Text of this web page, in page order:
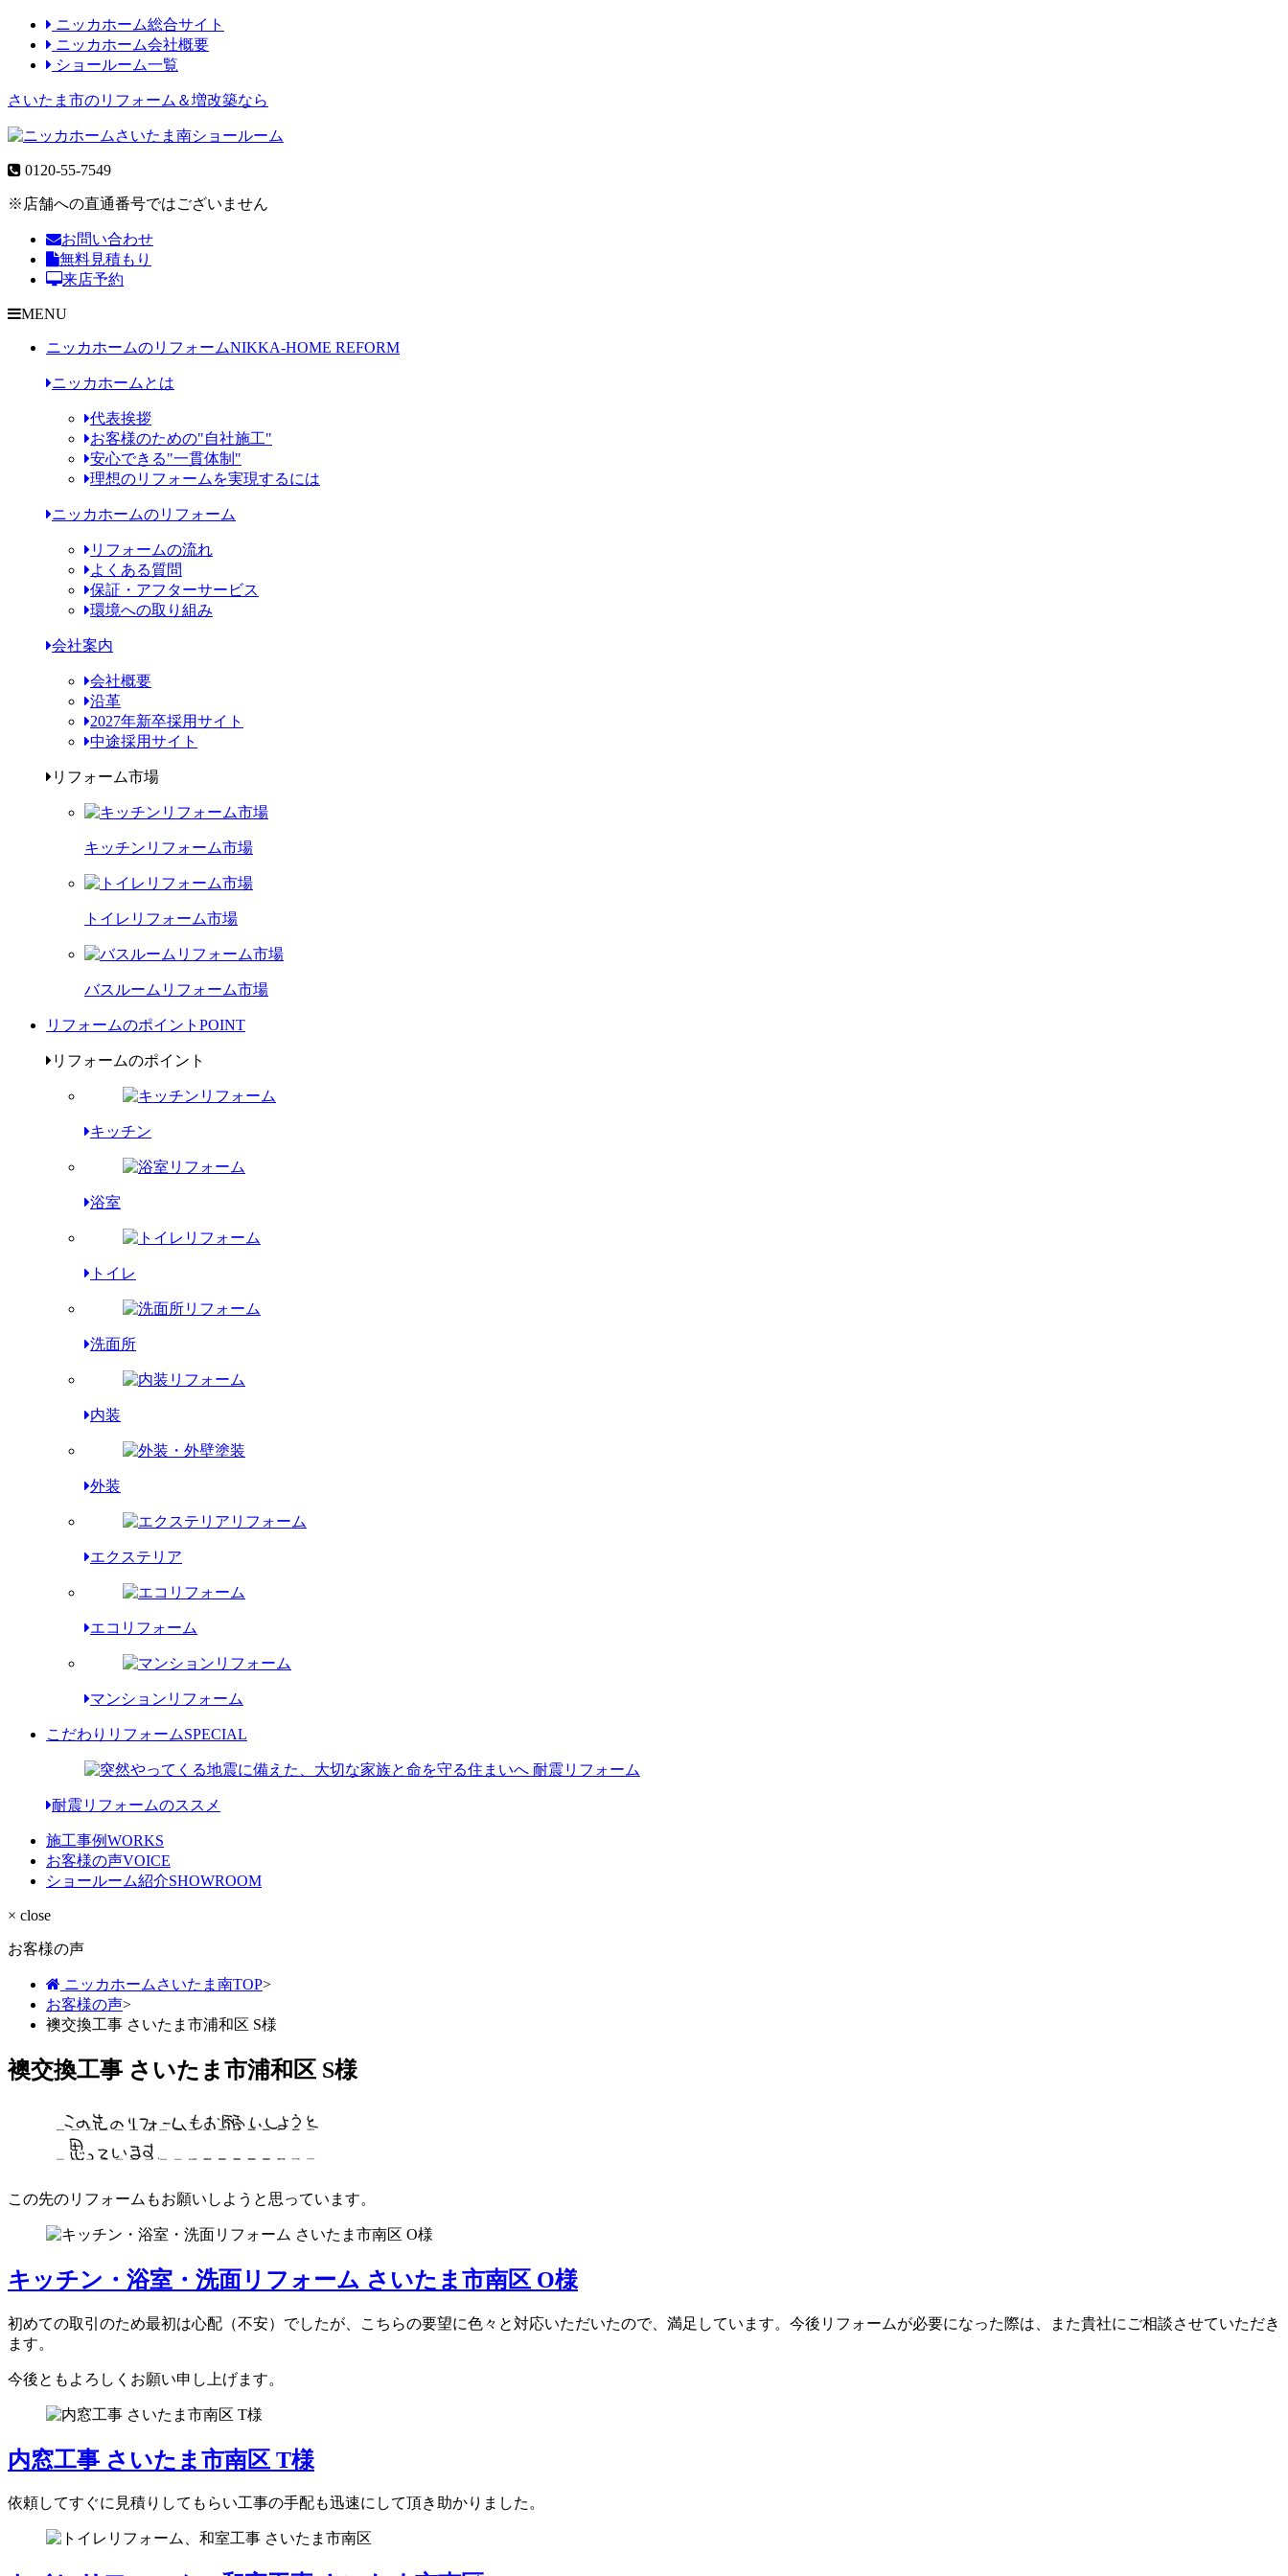
ニッカホーム総合サイト
ニッカホーム会社概要
ショールーム一覧
さいたま市のリフォーム＆増改築なら
0120-55-7549
※店舗への直通番号ではございません
お問い合わせ
無料見積もり
来店予約
MENU
ニッカホームのリフォームNIKKA-HOME REFORM
ニッカホームとは
代表挨拶
お客様のための"自社施工"
安心できる"一貫体制"
理想のリフォームを実現するには
ニッカホームのリフォーム
リフォームの流れ
よくある質問
保証・アフターサービス
環境への取り組み
会社案内
会社概要
沿革
2027年新卒採用サイト
中途採用サイト
リフォーム市場
キッチンリフォーム市場
トイレリフォーム市場
バスルームリフォーム市場
リフォームのポイント POINT
リフォームのポイント
キッチン
浴室
トイレ
洗面所
内装
外装
エクステリア
エコリフォーム
マンションリフォーム
こだわりリフォームSPECIAL
耐震リフォームのススメ
施工事例WORKS
お客様の声VOICE
ショールーム紹介SHOWROOM
× close
お客様の声
ニッカホームさいたま南TOP>
お客様の声>
襖交換工事 さいたま市浦和区 S様
襖交換工事 さいたま市浦和区 S様
この先のリフォームもお願いしようと思っています。
キッチン・浴室・洗面リフォーム さいたま市南区 O様
初めての取引のため最初は心配（不安）でしたが、こちらの要望に色々と対応いただいたので、満足しています。今後リフォームが必要になった際は、また貴社にご相談させていただき
ます。
今後ともよろしくお願い申し上げます。
内窓工事 さいたま市南区 T様
依頼してすぐに見積りしてもらい工事の手配も迅速にして頂き助かりました。